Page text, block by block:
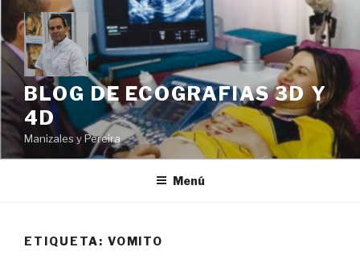
contenido
BLOG DE ECOGRAFIAS 3D Y
4D
Manizales y Pereira
Menú
ETIQUETA: VOMITO